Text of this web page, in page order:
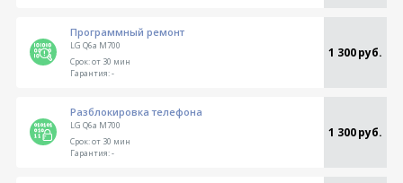
Программный ремонт
LG Q6a M700 1 300 руб.
Срок:от 30 мин
Гарантия:-
Разблокировка телефона
LG Q6a M700 1 300 руб.
Срок:от 30 мин
Гарантия:-